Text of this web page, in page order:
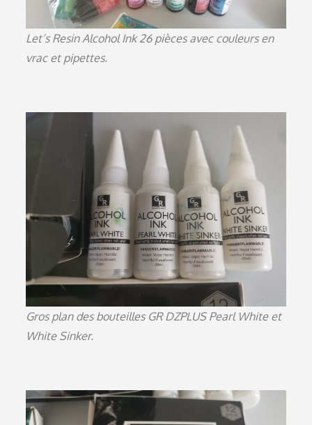
Let’s Resin Alcohol Ink 26 pièces avec couleurs en
vrac et pipettes.
Gros plan des bouteilles GR DZPLUS Pearl White et
White Sinker.